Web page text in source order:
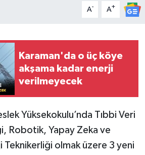
A- A+
Karaman'da o üç köye
akşama kadar enerji
verilmeyecek
Yüksekokulu’nda Tıbbi Veri
Robotik, Yapay Zeka ve
Teknikerliği olmak üzere 3 yeni